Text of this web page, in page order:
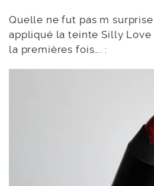
Quelle ne fut pas m surprise
appliqué la teinte Silly Love
la premières fois…. :